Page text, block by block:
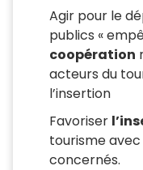
Agir pour le
publics «
coopération
acteurs du
l’insertion
Favoriser
tourisme
concernés.